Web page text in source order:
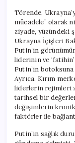
Törende,
mücadele” olarak
ziyade, yüzündeki
Ukrayna İçişleri
Putin’in
liderinin ve
Putin’in botoksuna
Ayrıca, Kırım
liderlerin rejimleri
tarihsel bir
değişimlerin
faktörler ile
Putin’in sağlık